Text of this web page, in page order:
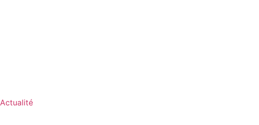
Actualité